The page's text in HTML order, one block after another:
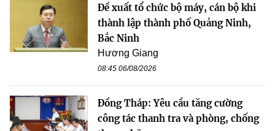
Đề xuất tổ chức bộ máy, cán bộ khi
thành lập thành phố Quảng Ninh,
Bắc Ninh
Hương Giang
08:45 06/08/2026
Đồng Tháp: Yêu cầu tăng cường
công tác thanh tra và phòng, chống